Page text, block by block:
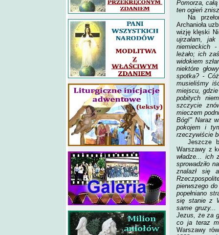
Pomorza,
ten ogień
Na
Archanioła
wizję klęski
ujrzałam,
niemieckich -
leżało; ich
widokiem
niektóre
spotka? -
musieliśmy
miejscu,
pobitych
szczycie
mieczem
Bóg!" Naraz
pokojem i
rzeczywiście
Jeszcze
Warszawy z
władze... ich
sprowadziło
znalazł się
pierwszego
popełniano
się stanie z
same gruzy...
Jezus, że za
co ja teraz
Warszawy